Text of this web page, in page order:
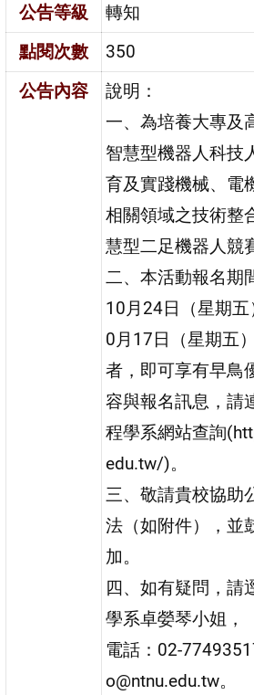
公告等級
轉知
點閱次數
350
公告內容
說明：
一、為培養大專及
智慧型機器人科技
育及實踐機械、電
相關領域之技術整
慧型二足機器人競
二、本活動報名期
10月24日（星期
0月17日（星期五
者，即可享有早鳥
容與報名訊息，請
程學系網站查詢
edu.tw/)。
三、敬請貴校協助
法（如附件），並
加。
四、如有疑問，請
學系卓嫈琴小姐，
電話：02-
o@ntnu.edu.tw。